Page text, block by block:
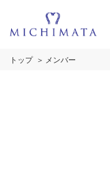
トップ メンバー